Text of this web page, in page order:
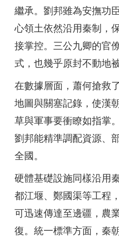
繼承。劉邦雖為安撫功
心領土依然沿用秦制，
接掌控。三公九卿的官
式，也幾乎原封不動地
在數據層面，蕭何搶救
地圖與關塞記錄，使漢
草與軍事要衝瞭如指掌
劉邦能精準調配資源、
全國。
硬體基礎設施同樣沿用
都江堰、鄭國渠等工程
可迅速傳達至邊疆，農
復。統一標準方面，秦